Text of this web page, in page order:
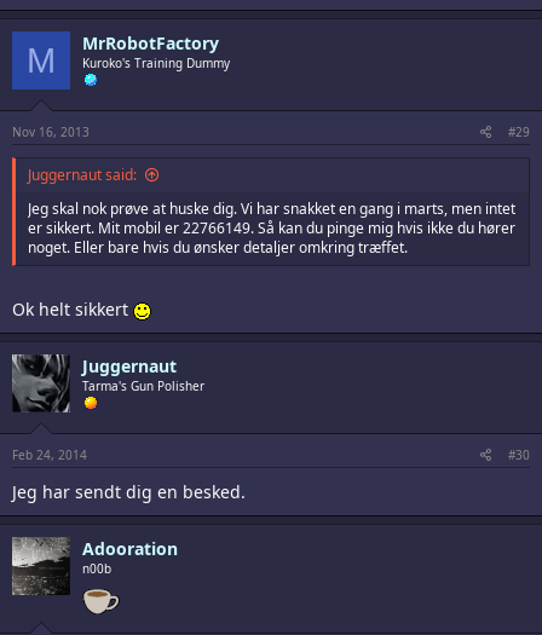
M MrRobotFactory
Kuroko's Training Dummy
Nov 16, 2013 #29
Juggernaut said:
Jeg skal nok prøve at huske dig. Vi har snakket en gang i marts, men intet
er sikkert. Mit mobil er 22766149. Så kan du pinge mig hvis ikke du hører
noget. Eller bare hvis du ønsker detaljer omkring træffet.
Ok helt sikkert
Juggernaut
Tarma's Gun Polisher
Feb 24, 2014 #30
Jeg har sendt dig en besked.
Adooration
n00b